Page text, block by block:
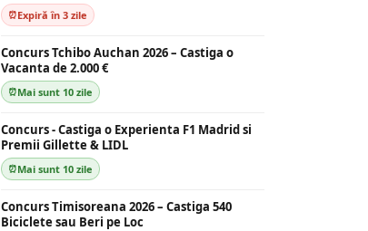
Expiră în 3 zile
Concurs Tchibo Auchan 2026 – Castiga o
Vacanta de 2.000 €
Mai sunt 10 zile
Concurs - Castiga o Experienta F1 Madrid si
Premii Gillette & LIDL
Mai sunt 10 zile
Concurs Timisoreana 2026 – Castiga 540
Biciclete sau Beri pe Loc